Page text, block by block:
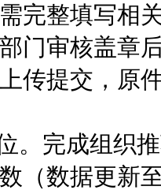
完整填写相
门审核盖章
传提交，原
完成组织推
（数据更新